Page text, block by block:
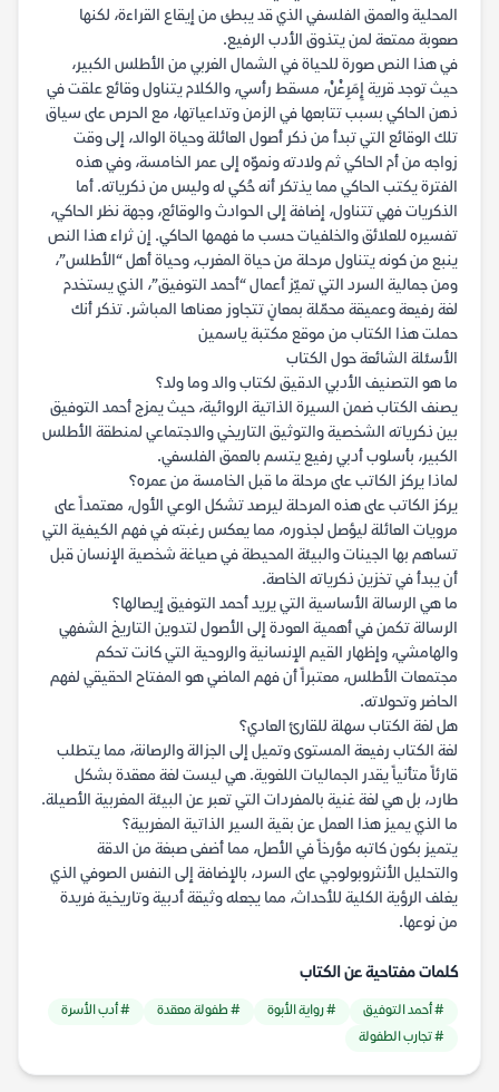
المحلية والعمق الفلسفي الذي قد يبطئ من إيقاع القراءة، لكنها
صعوبة ممتعة لمن يتذوق الأدب الرفيع.
في هذا النص صورة للحياة في الشمال الغربي من الأطلس الكبير،
حيث توجد قرية إِمَرِغْنْ، مسقط رأسي، والكلام يتناول وقائع علقت في
ذهن الحاكي بسبب تتابعها في الزمن وتداعياتها، مع الحرص على سياق
تلك الوقائع التي تبدأ من ذكر أصول العائلة وحياة الوالد، إلى وقت
زواجه من أم الحاكي ثم ولادته ونموّه إلى عمر الخامسة، وفي هذه
الفترة يكتب الحاكي مما يذتكر أنه حُكي له وليس من ذكرياته. أما
الذكريات فهي تتناول، إضافة إلى الحوادث والوقائع، وجهة نظر الحاكي،
تفسيره للعلائق والخلفيات حسب ما فهمها الحاكي. إن ثراء هذا النص
ينبع من كونه يتناول مرحلة من حياة المغرب، وحياة أهل “الأطلس”،
ومن جمالية السرد التي تميّز أعمال “أحمد التوفيق”، الذي يستخدم
لغة رفيعة وعميقة محمّلة بمعانٍ تتجاوز معناها المباشر. تذكر أنك
حملت هذا الكتاب من موقع مكتبة ياسمين
الأسئلة الشائعة حول الكتاب
ما هو التصنيف الأدبي الدقيق لكتاب والد وما ولد؟
يصنف الكتاب ضمن السيرة الذاتية الروائية، حيث يمزج أحمد التوفيق
بين ذكرياته الشخصية والتوثيق التاريخي والاجتماعي لمنطقة الأطلس
الكبير، بأسلوب أدبي رفيع يتسم بالعمق الفلسفي.
لماذا يركز الكاتب على مرحلة ما قبل الخامسة من عمره؟
يركز الكاتب على هذه المرحلة ليرصد تشكل الوعي الأول، معتمداً على
مرويات العائلة ليؤصل لجذوره، مما يعكس رغبته في فهم الكيفية التي
تساهم بها الجينات والبيئة المحيطة في صياغة شخصية الإنسان قبل
أن يبدأ في تخزين ذكرياته الخاصة.
ما هي الرسالة الأساسية التي يريد أحمد التوفيق إيصالها؟
الرسالة تكمن في أهمية العودة إلى الأصول لتدوين التاريخ الشفهي
والهامشي، وإظهار القيم الإنسانية والروحية التي كانت تحكم
مجتمعات الأطلس، معتبراً أن فهم الماضي هو المفتاح الحقيقي لفهم
الحاضر وتحولاته.
هل لغة الكتاب سهلة للقارئ العادي؟
لغة الكتاب رفيعة المستوى وتميل إلى الجزالة والرصانة، مما يتطلب
قارئاً متأنياً يقدر الجماليات اللغوية. هي ليست لغة معقدة بشكل
طارد، بل هي لغة غنية بالمفردات التي تعبر عن البيئة المغربية الأصيلة.
ما الذي يميز هذا العمل عن بقية السير الذاتية المغربية؟
يتميز بكون كاتبه مؤرخاً في الأصل، مما أضفى صبغة من الدقة
والتحليل الأنثروبولوجي على السرد، بالإضافة إلى النفس الصوفي الذي
يغلف الرؤية الكلية للأحداث، مما يجعله وثيقة أدبية وتاريخية فريدة
من نوعها.
كلمات مفتاحية عن الكتاب
# أحمد التوفيق # رواية الأبوة # طفولة معقدة
# أدب الأسرة
# تجارب الطفولة